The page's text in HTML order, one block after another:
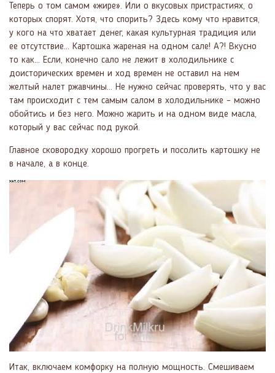
Теперь о том самом «жире». Или о вкусовых пристрастиях, о
которых спорят. Хотя, что спорить? Здесь кому что нравится,
у кого на что хватает денег, какая культурная традиция или
ее отсутствие... Картошка жареная на одном сале! А?! Вкусно
то как... Если, конечно сало не лежит в холодильнике с
доисторических времен и ход времен не оставил на нем
желтый налет ржавчины... Не нужно сейчас проверять, что у вас
там происходит с тем самым салом в холодильнике – можно
обойтись и без него. Можно жарить и на одном виде масла,
который у вас сейчас под рукой.
Главное сковородку хорошо прогреть и посолить картошку не
в начале, а в конце.
Итак, включаем комфорку на полную мощность. Смешиваем